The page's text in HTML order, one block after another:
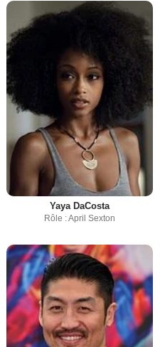
Yaya DaCosta
Rôle : April Sexton